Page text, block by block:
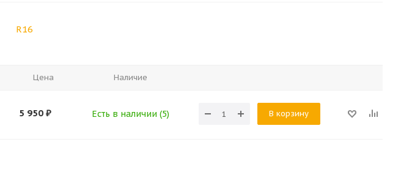
R16
Цена Наличие
5 950 ₽ Есть в наличии (5) В корзину